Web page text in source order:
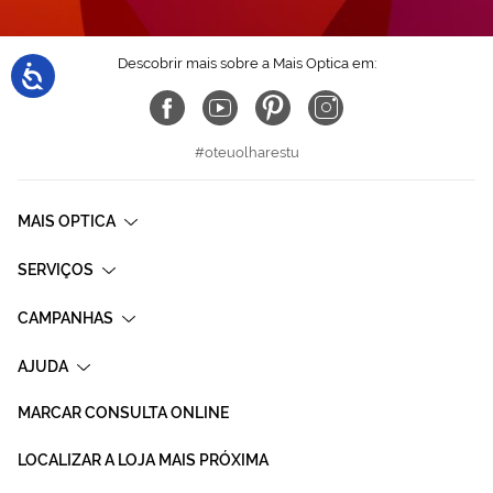
Descobrir mais sobre a Mais Optica em:
#oteuolharestu
MAIS OPTICA
SERVIÇOS
CAMPANHAS
AJUDA
MARCAR CONSULTA ONLINE
LOCALIZAR A LOJA MAIS PRÓXIMA